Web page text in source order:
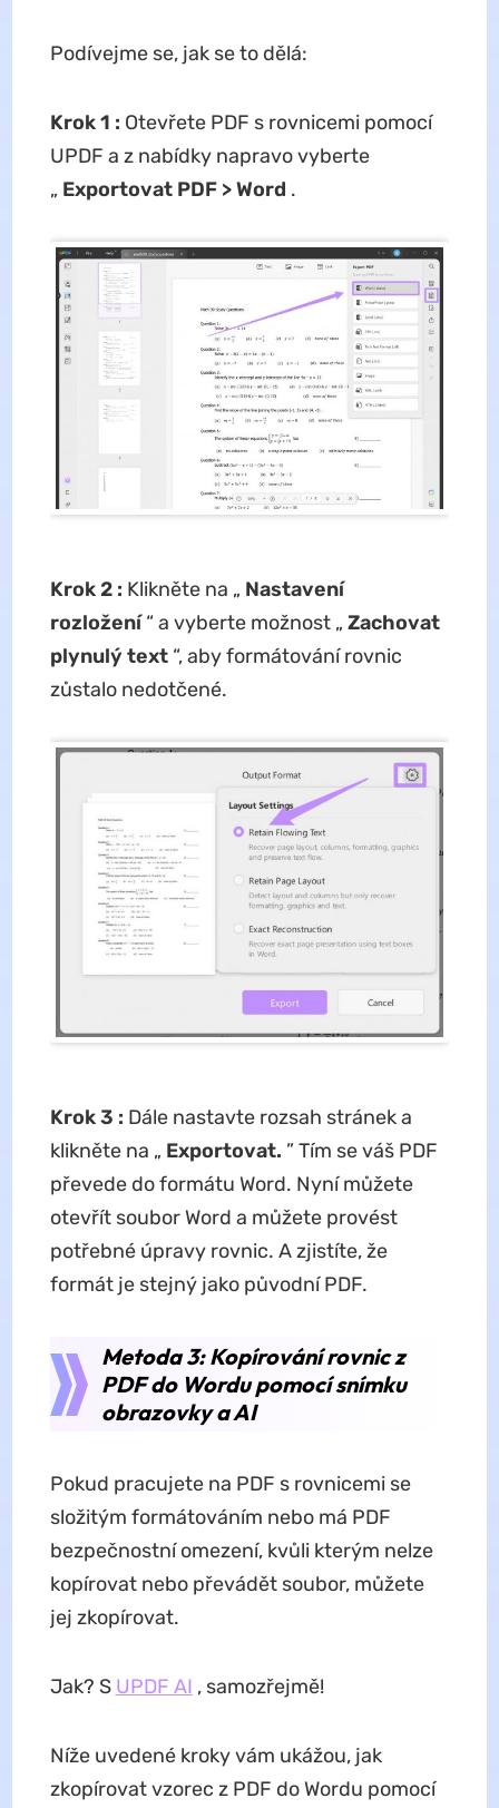
Podívejme se, jak se to dělá:
Krok 1 : Otevřete PDF s rovnicemi pomocí
UPDF a z nabídky napravo vyberte
„ Exportovat PDF > Word .
Krok 2 : Klikněte na „ Nastavení
rozložení“ a vyberte možnost „ Zachovat
plynulý text“, aby formátování rovnic
zůstalo nedotčené.
Krok 3 : Dále nastavte rozsah stránek a
klikněte na „ Exportovat. ” Tím se váš PDF
převede do formátu Word. Nyní můžete
otevřít soubor Word a můžete provést
potřebné úpravy rovnic. A zjistíte, že
formát je stejný jako původní PDF.
Metoda 3: Kopírování rovnic z
PDF do Wordu pomocí snímku
obrazovky a AI
Pokud pracujete na PDF s rovnicemi se
složitým formátováním nebo má PDF
bezpečnostní omezení, kvůli kterým nelze
kopírovat nebo převádět soubor, můžete
jej zkopírovat.
Jak? S UPDF AI , samozřejmě!
Níže uvedené kroky vám ukážou, jak
zkopírovat vzorec z PDF do Wordu pomocí